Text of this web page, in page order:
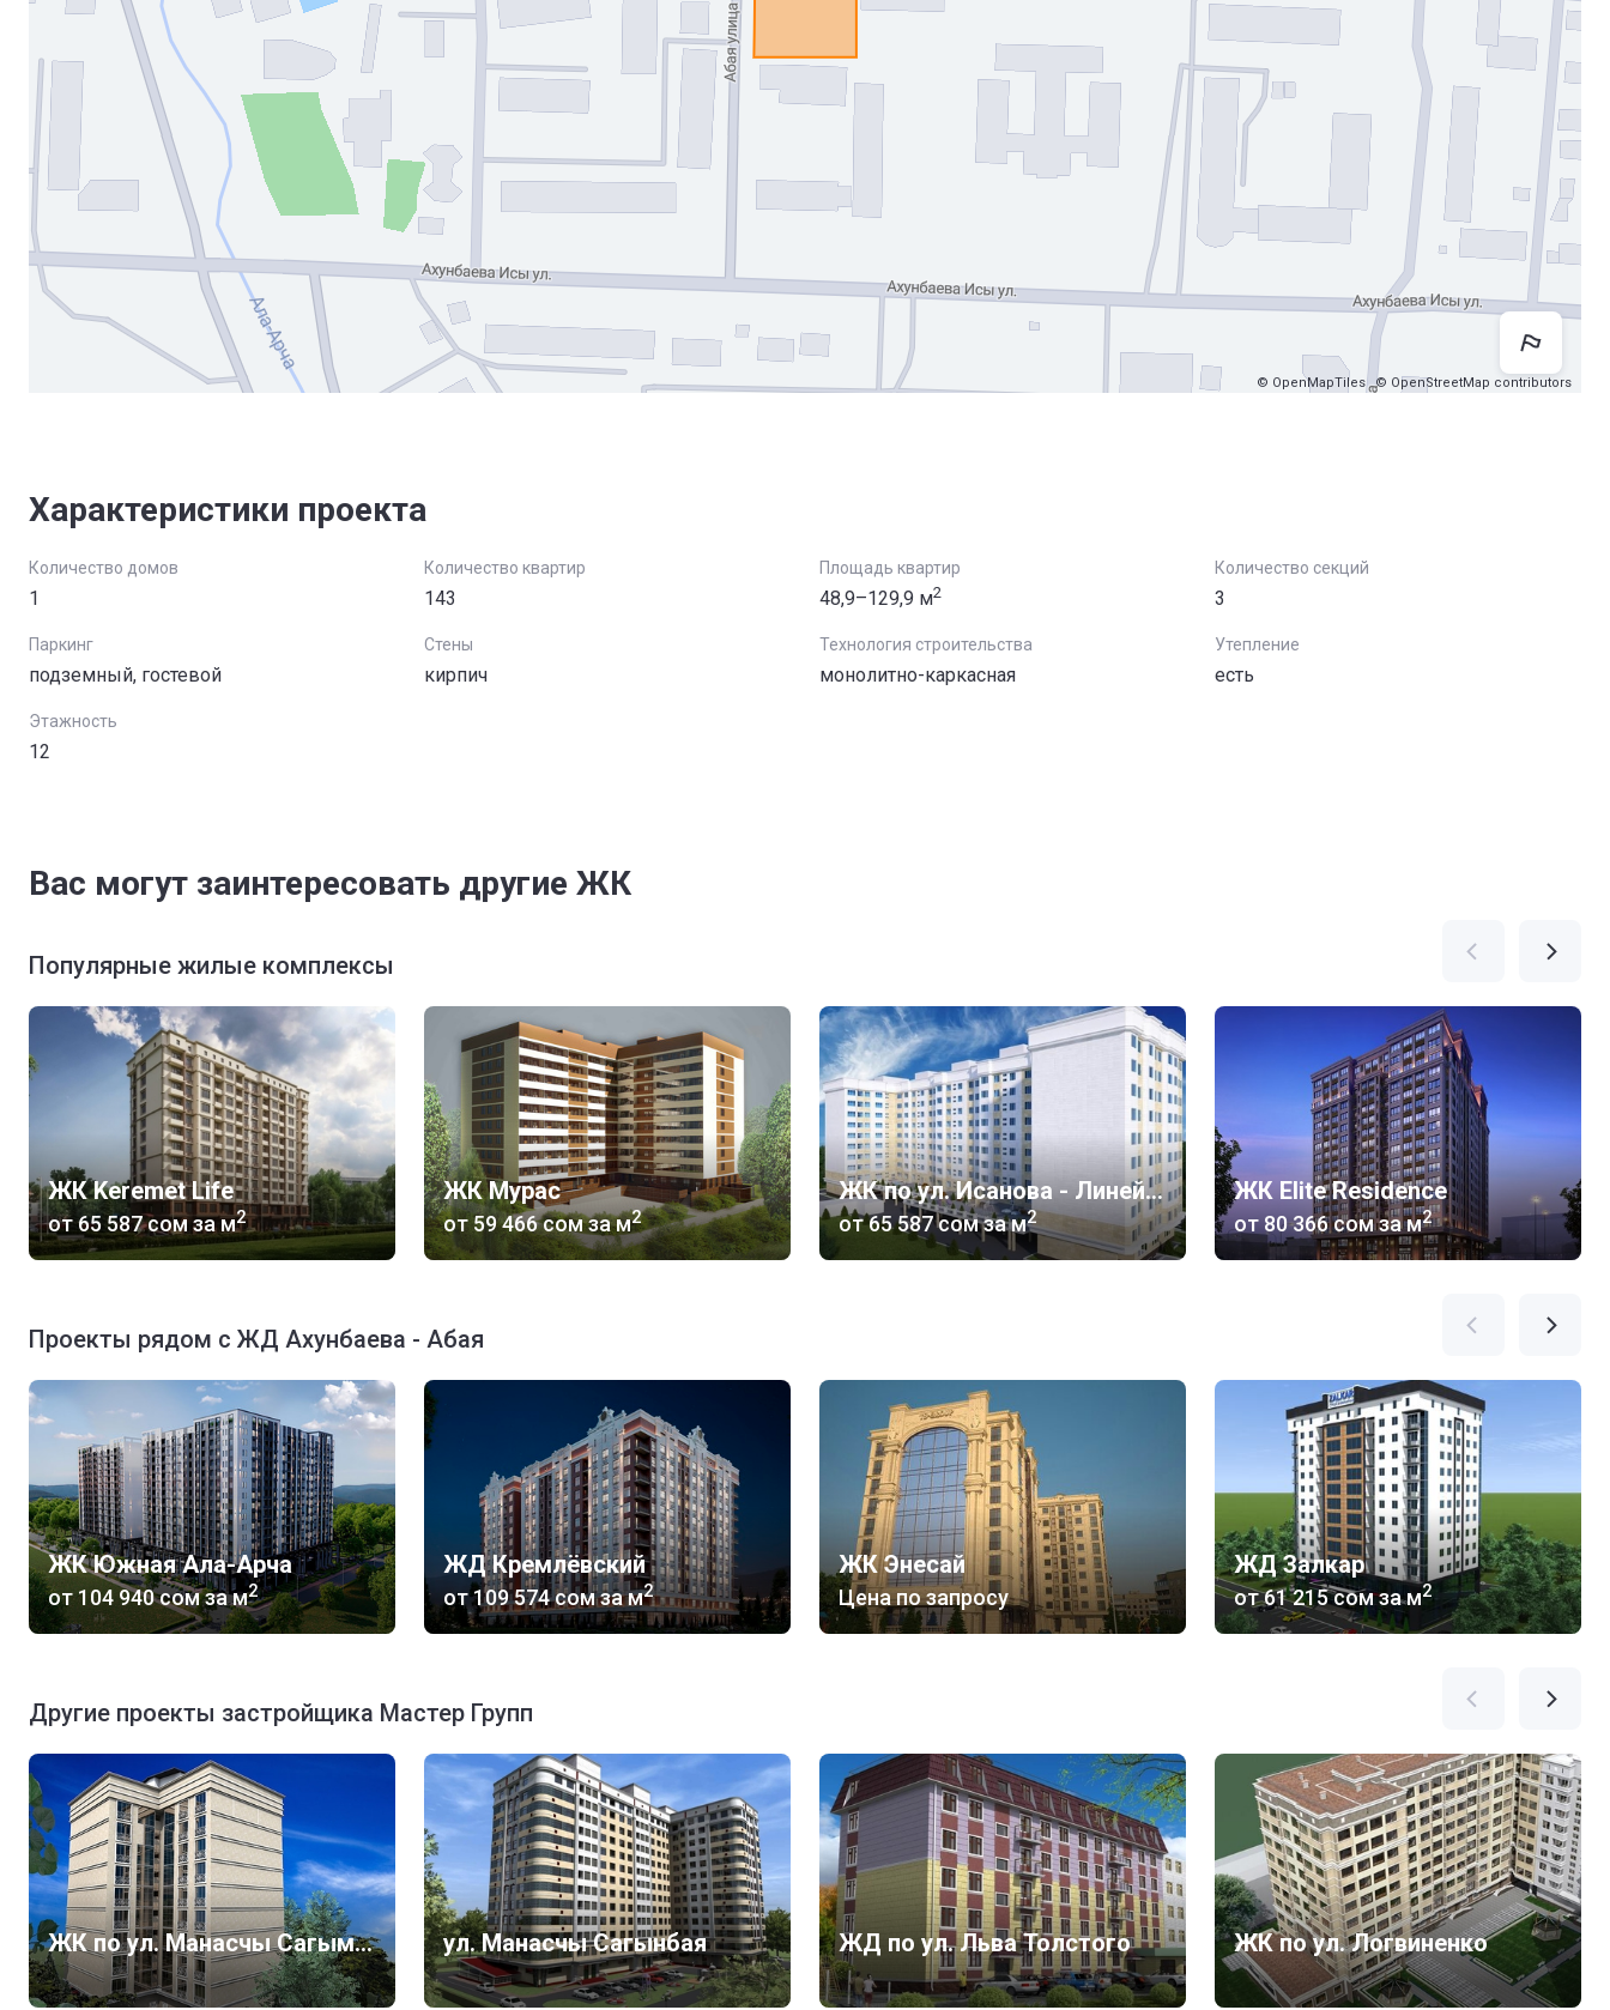
© OpenMapTiles © OpenStreetMap contributors
Характеристики проекта
Количество домов
1
Количество квартир
143
Площадь квартир
48,9–129,9 м2
Количество секций
3
Паркинг
подземный, гостевой
Стены
кирпич
Технология строительства
монолитно-каркасная
Утепление
есть
Этажность
12
Вас могут заинтересовать другие ЖК
Популярные жилые комплексы
ЖК Keremet Life
от‍65 587 сомза м2
ЖК Мурас
от ‍59 466 сомза м2
ЖК по ул. Исанова - Линейная
от‍65 587 сомза м2
ЖК Elite Residence
от ‍80 366 сомза м2
Проекты рядом с ЖД Ахунбаева - Абая
ЖК Южная Ала-Арча
от ‍104 940 сомза м2
ЖД Кремлёвский
от‍109 574 сомза м2
ЖК Энесай
Цена по запросу
ЖД Залкар
от‍61 215 сомза м2
Другие проекты застройщика Мастер Групп
ЖК по ул. Манасчы Сагымбая, 125 ул. Манасчы Сагынбая ЖД по ул. Льва Толстого ЖК по ул. Логвиненко